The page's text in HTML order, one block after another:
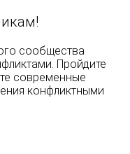
сообщества
Пройдите
современные
конфликтными